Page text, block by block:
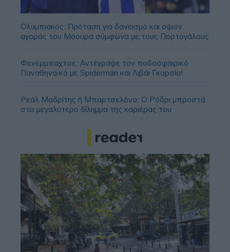
Ολυμπιακός: Πρόταση για δανεισμό και οψιόν
αγοράς του Μόουρα σύμφωνα με τους Πορτογάλους
Φενέρμπαχτσε: Αντέγραψε τον ποδοσφαιρικό
Παναθηναϊκό με Spiderman και Λιβάι Γκαρσία!
Ρεάλ Μαδρίτης ή Μπαρτσελόνα; Ο Ρόδρι μπροστά
στο μεγαλύτερο δίλημμα της καριέρας του